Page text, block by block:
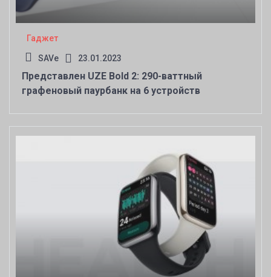
Гаджет
SAVe 23.01.2023
Представлен UZE Bold 2: 290-ваттный
графеновый паурбанк на 6 устройств